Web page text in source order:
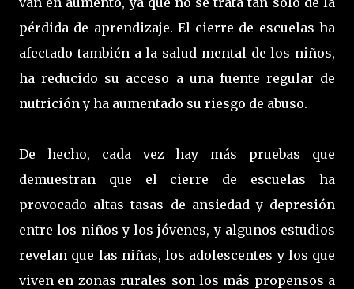
pérdida de aprendizaje. El cierre de escuelas ha
afectado también a la salud mental de los niños,
ha reducido su acceso a una fuente regular de
nutrición y ha aumentado su riesgo de abuso.
De hecho, cada vez hay más pruebas que
demuestran que el cierre de escuelas ha
provocado altas tasas de ansiedad y depresión
entre los niños y los jóvenes, y algunos estudios
revelan que las niñas, los adolescentes y los que
viven en zonas rurales son los más propensos a